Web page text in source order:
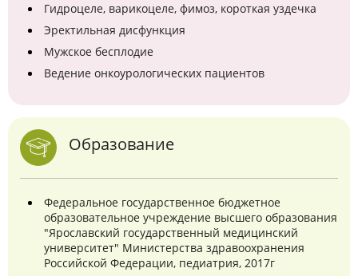
Гидроцеле, варикоцеле, фимоз, короткая уздечка
Эректильная дисфункция
Мужское бесплодие
Ведение онкоурологических пациентов
Образование
Федеральное государственное бюджетное
образовательное учреждение высшего образования
"Ярославский государственный медицинский
университет" Министерства здравоохранения
Российской Федерации, педиатрия, 2017г